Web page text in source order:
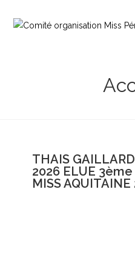
THAIS
2026 ELUE
MISS AQUITAINE